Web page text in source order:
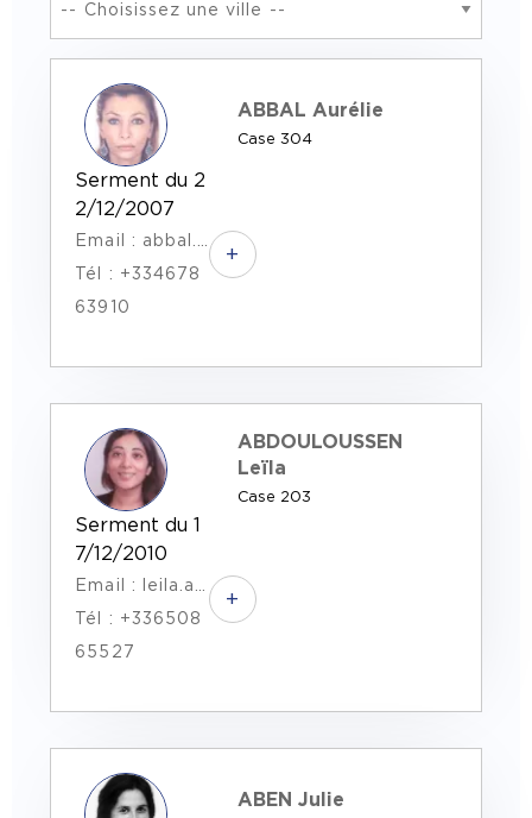
ABBAL Aurélie
Case 304
Serment du 2
2/12/2007
Email : abbal.ceccotti.avocats@gmail.com
Tél : +334678
63910
+
ABDOULOUSSEN
Leïla
Case 203
Serment du 1
7/12/2010
Email : leila.abdouloussen.avocat@gmail.com
Tél : +336508
65527
+
ABEN Julie